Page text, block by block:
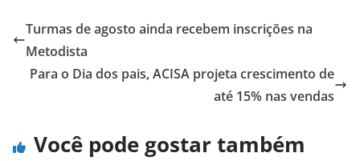
Turmas de agosto ainda recebem inscrições na
Metodista
Para o Dia dos pais, ACISA projeta crescimento de
até 15% nas vendas
Você pode gostar também